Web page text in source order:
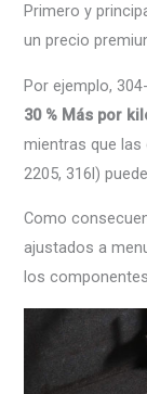
Primero y
un precio
Por ejemplo,
30 % Más por
mientras que las
2205, 316l)
Como
ajustados a
los